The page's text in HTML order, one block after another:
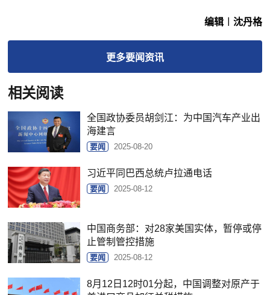
编辑︱沈丹格
更多要闻资讯
相关阅读
全国政协委员胡剑江：为中国汽车产业出
海建言
要闻 2025-08-20
习近平同巴西总统卢拉通电话
要闻 2025-08-12
中国商务部：对28家美国实体，暂停或停
止管制管控措施
要闻 2025-08-12
8月12日12时01分起，中国调整对原产于